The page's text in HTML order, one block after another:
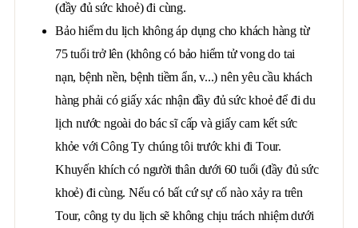
(đầy đủ sức khoẻ) đi cùng.
Bảo hiểm du lịch không áp dụng cho khách hàng từ
75 tuổi trở lên (không có bảo hiểm tử vong do tai
nạn, bệnh nền, bệnh tiềm ẩn, v...) nên yêu cầu khách
hàng phải có giấy xác nhận đầy đủ sức khoẻ để đi du
lịch nước ngoài do bác sĩ cấp và giấy cam kết sức
khỏe với Công Ty chúng tôi trước khi đi Tour.
Khuyến khích có người thân dưới 60 tuổi (đầy đủ sức
khoẻ) đi cùng. Nếu có bất cứ sự cố nào xảy ra trên
Tour, công ty du lịch sẽ không chịu trách nhiệm dưới